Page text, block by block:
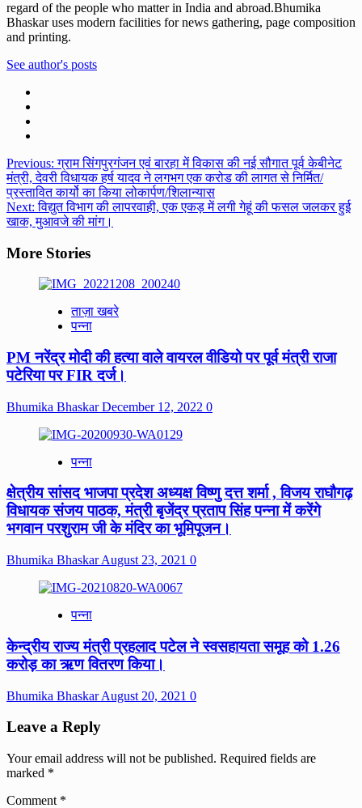
regard of the people who matter in India and abroad.Bhumika
Bhaskar uses modern facilities for news gathering, page composition
and printing.
See author's posts
Post
navigation
Previous:ग्राम सिंगपुरगंजन एवं बारहा में विकास की नई सौगात पूर्व केबीनेट
मंत्री, देवरी विधायक हर्ष यादव ने लगभग एक करोड की लागत से निर्मित/
प्रस्तावित कार्यो का किया लोकार्पण/शिलान्यास
Next:विद्युत विभाग की लापरवाही, एक एकड़ में लगी गेहूं की फसल जलकर हुई
खाक, मुआवजे की मांग।
More Stories
ताज़ा खबरे
पन्ना
PM नरेंद्र मोदी की हत्या वाले वायरल वीडियो पर पूर्व मंत्री राजा
पटेरिया पर FIR दर्ज।
Bhumika BhaskarDecember 12, 2022 0
पन्ना
क्षेत्रीय सांसद भाजपा प्रदेश अध्यक्ष विष्णु दत्त शर्मा , विजय राघौगढ़
विधायक संजय पाठक, मंत्री बृजेंद्र प्रताप सिंह पन्ना में करेंगे
भगवान परशुराम जी के मंदिर का भूमिपूजन।
Bhumika BhaskarAugust 23, 2021 0
पन्ना
केन्द्रीय राज्य मंत्री प्रहलाद पटेल ने स्वसहायता समूह को 1.26
करोड़ का ऋण वितरण किया।
Bhumika BhaskarAugust 20, 2021 0
Leave a Reply
Your email address will not be published. Required fields are
marked *
Comment *